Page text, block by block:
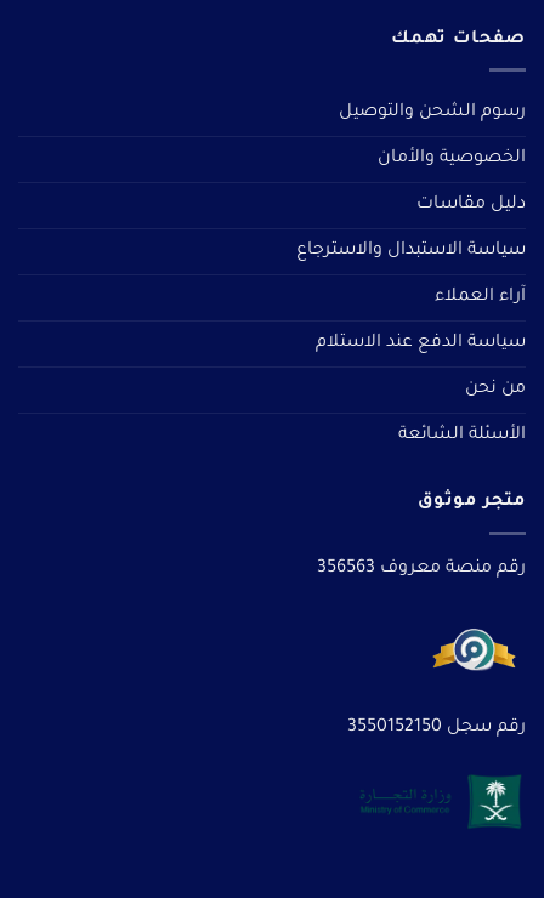
صفحات تهمك
رسوم الشحن والتوصيل
الخصوصية والأمان
دليل مقاسات
سياسة الاستبدال والاسترجاع
آراء العملاء
سياسة الدفع عند الاستلام
من نحن
الأسئلة الشائعة
متجر موثوق
رقم منصة معروف 356563
رقم سجل 3550152150